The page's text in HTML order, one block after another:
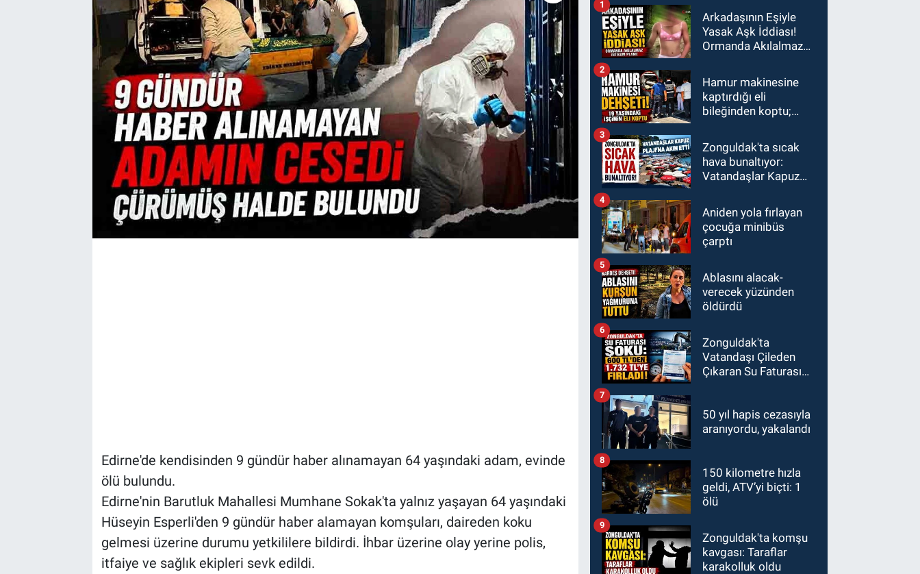
Edirne'de kendisinden 9 gündür haber alınamayan 64 yaşındaki adam, evinde
ölü bulundu.
Edirne'nin Barutluk Mahallesi Mumhane Sokak'ta yalnız yaşayan 64 yaşındaki
Hüseyin Esperli'den 9 gündür haber alamayan komşuları, daireden koku
gelmesi üzerine durumu yetkililere bildirdi. İhbar üzerine olay yerine polis,
itfaiye ve sağlık ekipleri sevk edildi.
Arkadaşının Eşiyle
Yasak Aşk İddiası!
Ormanda Akılalmaz
1
Hamur makinesine
kaptırdığı eli
bileğinden koptu;
2
Zonguldak'ta sıcak
hava bunaltıyor:
Vatandaşlar Kapuz
3
Aniden yola fırlayan
çocuğa minibüs
çarptı
4
Ablasını alacak-
verecek yüzünden
öldürdü
5
Zonguldak'ta
Vatandaşı Çileden
Çıkaran Su Faturası
6
50 yıl hapis cezasıyla
aranıyordu, yakalandı
7
150 kilometre hızla
geldi, ATV’yi biçti: 1
ölü
8
Zonguldak'ta komşu
kavgası: Taraflar
karakolluk oldu
9